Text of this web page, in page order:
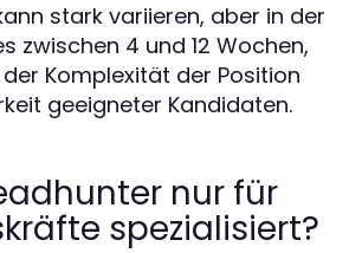
stark variieren, aber in der
zwischen 4 und 12 Wochen,
Komplexität der Position
geeigneter Kandidaten.
nur für
spezialisiert?